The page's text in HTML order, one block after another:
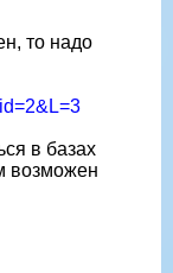
то надо
в базах
возможен